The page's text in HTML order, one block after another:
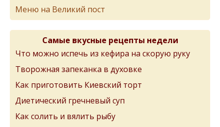
Меню на Великий пост
Самые вкусные рецепты недели
Что можно испечь из кефира на скорую руку
Творожная запеканка в духовке
Как приготовить Киевский торт
Диетический гречневый суп
Как солить и вялить рыбу